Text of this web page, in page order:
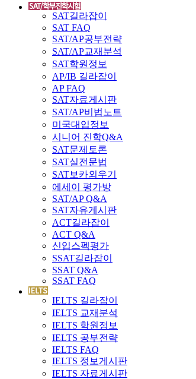
SAT길라잡이
SAT FAQ
SAT/AP공부전략
SAT/AP교재분석
SAT학원정보
AP/IB 길라잡이
AP FAQ
SAT자료게시판
SAT/AP비법노트
미국대입정보
시니어 진학Q&A
SAT문제토론
SAT실전문법
SAT보카외우기
에세이 평가방
SAT/AP Q&A
SAT자유게시판
ACT길라잡이
ACT Q&A
신입스펙평가
SSAT길라잡이
SSAT Q&A
SSAT FAQ
IELTS 길라잡이
IELTS 교재분석
IELTS 학원정보
IELTS 공부전략
IELTS FAQ
IELTS 정보게시판
IELTS 자료게시판